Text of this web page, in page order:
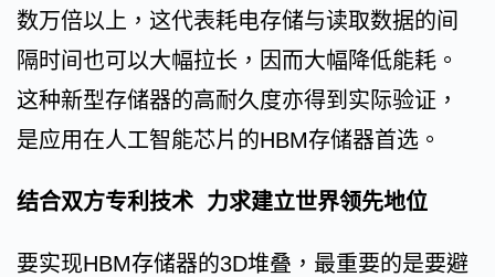
数万倍以上，这代表耗电存储与读取数据的间
隔时间也可以大幅拉长，因而大幅降低能耗。
这种新型存储器的高耐久度亦得到实际验证，
是应用在人工智能芯片的HBM存储器首选。
结合双方专利技术 力求建立世界领先地位
要实现HBM存储器的3D堆叠，最重要的是要避